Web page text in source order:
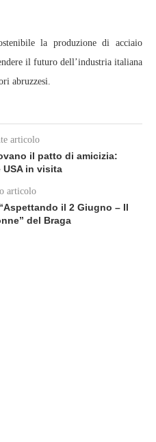
la produzione di acciaio
il futuro dell’industria italiana
abruzzesi.
articolo
il patto di amicizia:
in visita
articolo
il 2 Giugno – Il
del Braga